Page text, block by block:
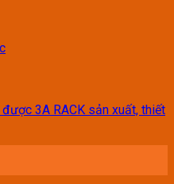
3A RACK sản xuất, thiết